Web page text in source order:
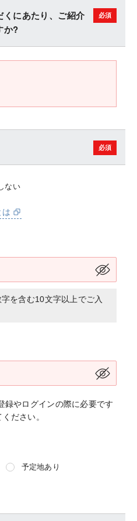
にあたり、ご紹介
か?
ない
は
を含む10文字以上でご入
やログインの際に必要です
ださい。
予定地あり